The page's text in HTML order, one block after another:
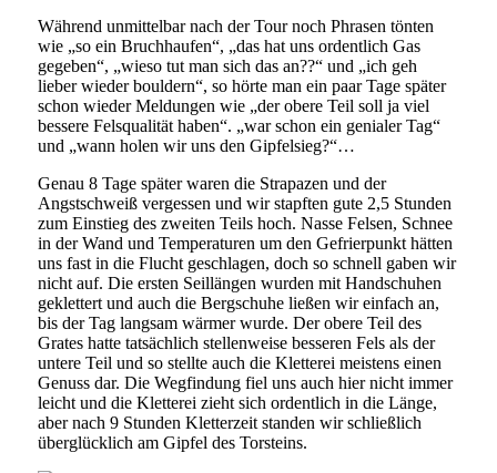
Während unmittelbar nach der Tour noch Phrasen tönten
wie „so ein Bruchhaufen“, „das hat uns ordentlich Gas
gegeben“, „wieso tut man sich das an??“ und „ich geh
lieber wieder bouldern“, so hörte man ein paar Tage später
schon wieder Meldungen wie „der obere Teil soll ja viel
bessere Felsqualität haben“. „war schon ein genialer Tag“
und „wann holen wir uns den Gipfelsieg?“…
Genau 8 Tage später waren die Strapazen und der
Angstschweiß vergessen und wir stapften gute 2,5 Stunden
zum Einstieg des zweiten Teils hoch. Nasse Felsen, Schnee
in der Wand und Temperaturen um den Gefrierpunkt hätten
uns fast in die Flucht geschlagen, doch so schnell gaben wir
nicht auf. Die ersten Seillängen wurden mit Handschuhen
geklettert und auch die Bergschuhe ließen wir einfach an,
bis der Tag langsam wärmer wurde. Der obere Teil des
Grates hatte tatsächlich stellenweise besseren Fels als der
untere Teil und so stellte auch die Kletterei meistens einen
Genuss dar. Die Wegfindung fiel uns auch hier nicht immer
leicht und die Kletterei zieht sich ordentlich in die Länge,
aber nach 9 Stunden Kletterzeit standen wir schließlich
überglücklich am Gipfel des Torsteins.